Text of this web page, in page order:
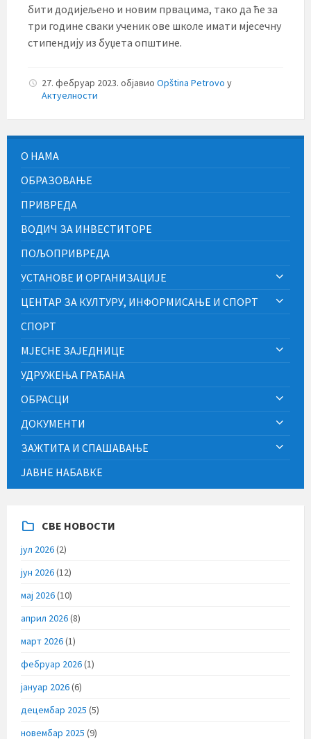
бити додијељено и новим првацима, тако да ће за
три године сваки ученик ове школе имати мјесечну
стипендију из буџета општине.
27. фебруар 2023. објавио Opština Petrovo у
Актуелности
О НАМА
ОБРАЗОВАЊЕ
ПРИВРЕДА
ВОДИЧ ЗА ИНВЕСТИТОРЕ
ПОЉОПРИВРЕДА
УСТАНОВЕ И ОРГАНИЗАЦИЈЕ
ЦЕНТАР ЗА КУЛТУРУ, ИНФОРМИСАЊЕ И СПОРТ
СПОРТ
МЈЕСНЕ ЗАЈЕДНИЦЕ
УДРУЖЕЊА ГРАЂАНА
ОБРАСЦИ
ДОКУМЕНТИ
ЗАЖТИТА И СПАШАВАЊЕ
ЈАВНЕ НАБАВКЕ
СВЕ НОВОСТИ
јул 2026(2)
јун 2026(12)
мај 2026(10)
април 2026(8)
март 2026(1)
фебруар 2026(1)
јануар 2026(6)
децембар 2025 (5)
новембар 2025 (9)